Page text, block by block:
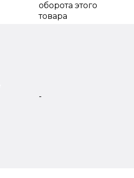
оборота этого
товара
-